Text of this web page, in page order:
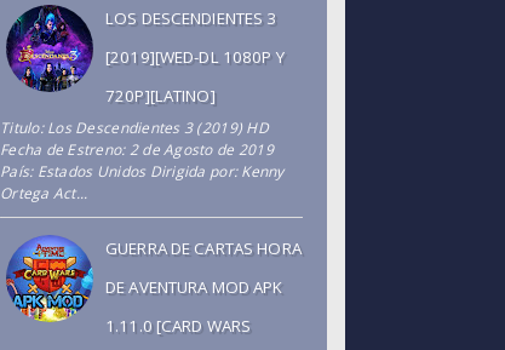
LOS DESCENDIENTES 3
[2019][WED-DL 1080P Y
720P][LATINO]
Titulo: Los Descendientes 3 (2019) HD
Fecha de Estreno: 2 de Agosto de 2019
País: Estados Unidos Dirigida por: Kenny
Ortega Act...
GUERRA DE CARTAS HORA
DE AVENTURA MOD APK
1.11.0 [CARD WARS